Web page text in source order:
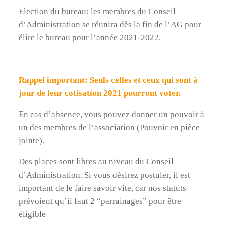
Election du bureau: les membres du Conseil
d’Administration se réunira dès la fin de l’AG pour
élire le bureau pour l’année 2021-2022.
Rappel important: Seuls celles et ceux qui sont à
jour de leur cotisation 2021 pourront voter.
En cas d’absence, vous pouvez donner un pouvoir à
un des membres de l’association (Pouvoir en pièce
jointe).
Des places sont libres au niveau du Conseil
d’Administration. Si vous désirez postuler, il est
important de le faire savoir vite, car nos statuts
prévoient qu’il faut 2 “parrainages” pour être
éligible